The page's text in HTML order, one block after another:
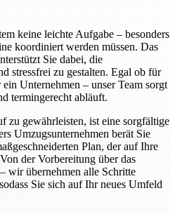
keine leichte Aufgabe – besonders
koordiniert werden müssen. Das
Sie dabei, die
stressfrei zu gestalten. Egal ob für
Unternehmen – unser Team sorgt
termingerecht abläuft.
zu gewährleisten, ist eine sorgfältige
Umzugsunternehmen berät Sie
Plan, der auf Ihre
der Vorbereitung über das
wir übernehmen alle Schritte
Sie sich auf Ihr neues Umfeld